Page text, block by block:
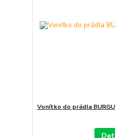
Vonítko do prádla